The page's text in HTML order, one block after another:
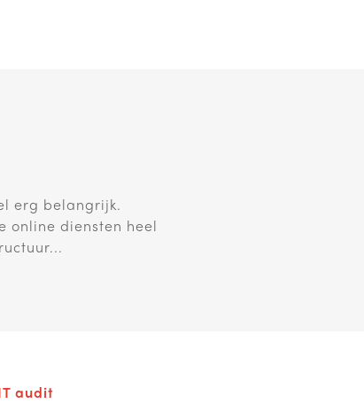
erg belangrijk.
online diensten heel
die hen volledig
Sinds we een
audit